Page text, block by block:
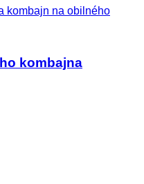
kombajn na obilného
kombajna